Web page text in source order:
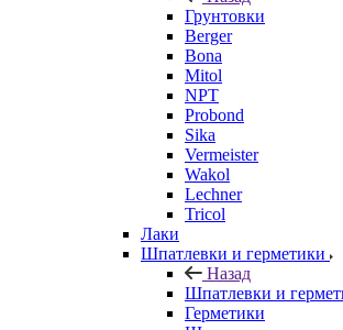
Грунтовки
Berger
Bona
Mitol
NPT
Probond
Sika
Vermeister
Wakol
Lechner
Tricol
Лаки
Шпатлевки и герметики
Назад
Шпатлевки и
Герметики